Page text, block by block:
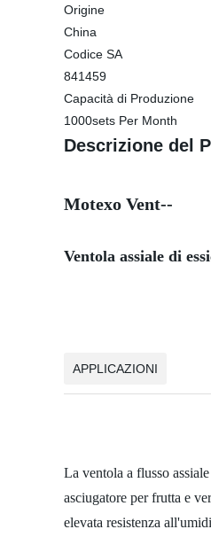
Origine
China
Codice SA
841459
Capacità di Produzione
1000sets Per Month
Descrizione del
Motexo Vent--
Ventola assiale di
APPLICAZIONI
La ventola a flusso
asciugatore per frutta e
elevata resistenza